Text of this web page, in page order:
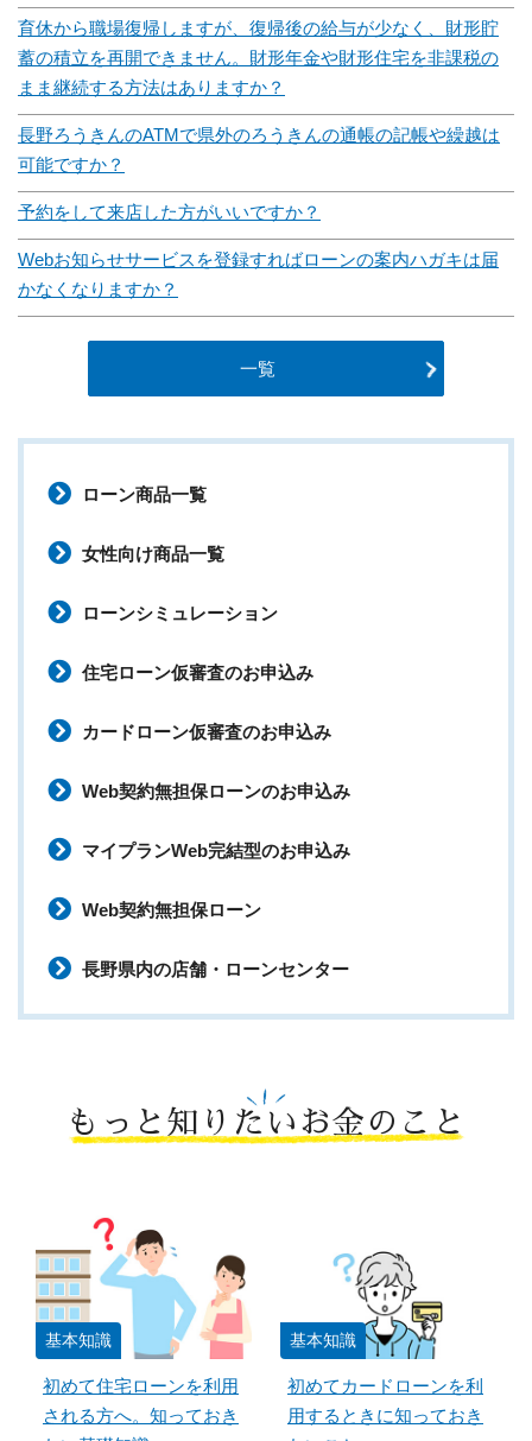
育休から職場復帰しますが、復帰後の給与が少なく、財形貯
蓄の積立を再開できません。財形年金や財形住宅を非課税の
まま継続する方法はありますか？
長野ろうきんのATMで県外のろうきんの通帳の記帳や繰越は
可能ですか？
予約をして来店した方がいいですか？
Webお知らせサービスを登録すればローンの案内ハガキは届
かなくなりますか？
一覧
ローン商品一覧
女性向け商品一覧
ローンシミュレーション
住宅ローン仮審査のお申込み
カードローン仮審査のお申込み
Web契約無担保ローンのお申込み
マイプランWeb完結型のお申込み
Web契約無担保ローン
長野県内の店舗・ローンセンター
もっと知りたいお金のこと
基本知識
初めて住宅ローンを利用
される方へ。知っておき
基本知識
初めてカードローンを利
用するときに知っておき